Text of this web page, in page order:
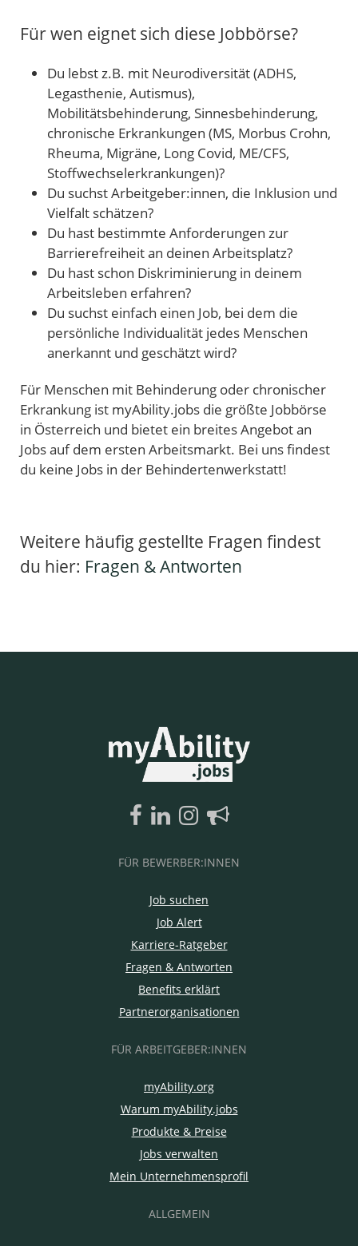
Für wen eignet sich diese Jobbörse?
Du lebst z.B. mit Neurodiversität (ADHS,
Legasthenie, Autismus),
Mobilitätsbehinderung, Sinnesbehinderung,
chronische Erkrankungen (MS, Morbus Crohn,
Rheuma, Migräne, Long Covid, ME/CFS,
Stoffwechselerkrankungen)?
Du suchst Arbeitgeber:innen, die Inklusion und
Vielfalt schätzen?
Du hast bestimmte Anforderungen zur
Barrierefreiheit an deinen Arbeitsplatz?
Du hast schon Diskriminierung in deinem
Arbeitsleben erfahren?
Du suchst einfach einen Job, bei dem die
persönliche Individualität jedes Menschen
anerkannt und geschätzt wird?
Für Menschen mit Behinderung oder chronischer
Erkrankung ist myAbility.jobs die größte Jobbörse
in Österreich und bietet ein breites Angebot an
Jobs auf dem ersten Arbeitsmarkt. Bei uns findest
du keine Jobs in der Behindertenwerkstatt!
Weitere häufig gestellte Fragen findest
du hier: Fragen & Antworten
FÜR BEWERBER:INNEN
Job suchen
Job Alert
Karriere-Ratgeber
Fragen & Antworten
Benefits erklärt
Partnerorganisationen
FÜR ARBEITGEBER:INNEN
myAbility.org
Warum myAbility.jobs
Produkte & Preise
Jobs verwalten
Mein Unternehmensprofil
ALLGEMEIN